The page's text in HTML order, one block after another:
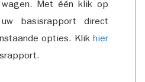
Met één klik op
basisrapport direct
opties. Klik hier